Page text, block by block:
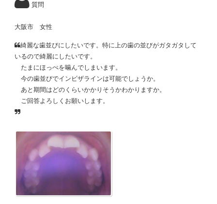
質問
大阪市 女性
綺麗な歯並びにしたいです。特に上の歯の並びがガタガタして
いるので綺麗にしたいです。
たまにほっぺを噛んでしまいます。
今の歯並びでインビザラインは可能でしょうか。
あと期間はどのくらいかかりそうかわかりますか。
ご回答よろしくお願いします。